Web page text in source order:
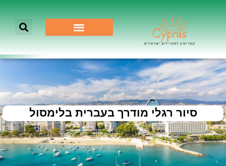
סיור רגלי מודרך בעברית בלימסול